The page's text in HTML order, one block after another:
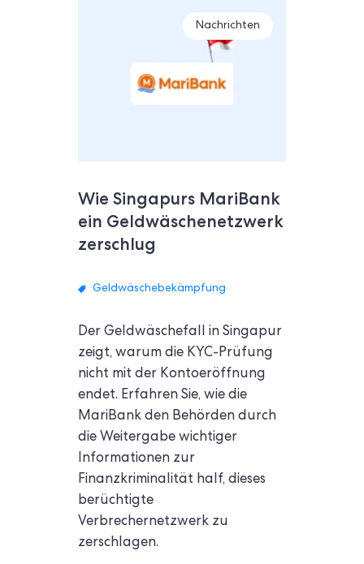
Nachrichten
Wie Singapurs MariBank
ein Geldwäschenetzwerk
zerschlug
Geldwäschebekämpfung
Der Geldwäschefall in Singapur
zeigt, warum die KYC-Prüfung
nicht mit der Kontoeröffnung
endet. Erfahren Sie, wie die
MariBank den Behörden durch
die Weitergabe wichtiger
Informationen zur
Finanzkriminalität half, dieses
berüchtigte
Verbrechernetzwerk zu
zerschlagen.